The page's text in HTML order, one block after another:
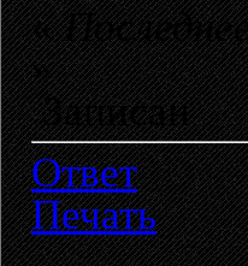
«
»
Записан
Ответ
Печать